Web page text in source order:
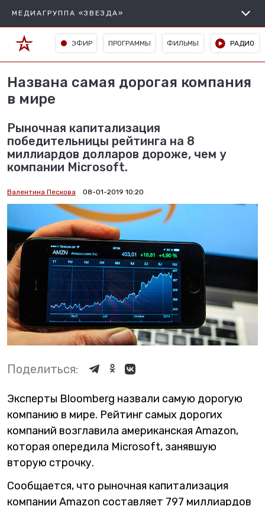
МЕДИАГРУППА «ЗВЕЗДА»
ЭФИР ПРОГРАММЫ ФИЛЬМЫ РАДИО
Названа самая дорогая компания
в мире
Рыночная капитализация
победительницы рейтинга на 8
миллиардов долларов дороже, чем у
компании Microsoft.
Валентина Пескова 08-01-2019 10:20
Поделиться:
Эксперты Bloomberg назвали самую дорогую
компанию в мире. Рейтинг самых дорогих
компаний возглавила американская Amazon,
которая опередила Microsoft, занявшую
вторую строчку.
Сообщается, что рыночная капитализация
компании Amazon составляет 797 миллиардов